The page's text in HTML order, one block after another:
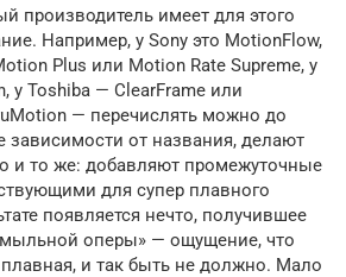
производитель имеет для этого
Например, у Sony это MotionFlow,
Plus или Motion Rate Supreme, у
у Toshiba — ClearFrame или
— перечислять можно до
зависимости от названия, делают
и то же: добавляют промежуточные
для супер плавного
появляется нечто, получившее
оперы» — ощущение, что
и так быть не должно. Мало